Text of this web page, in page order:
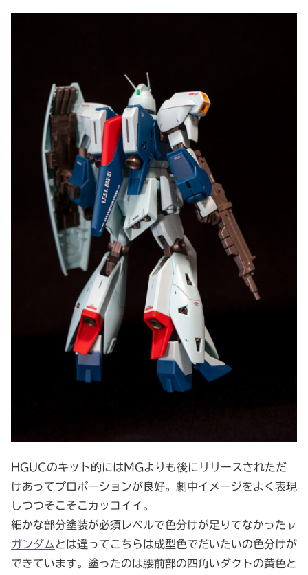
HGUCのキット的にはMGよりも後にリリースされただ
けあってプロポーションが良好。劇中イメージをよく表現
しつつそこそこカッコイイ。
細かな部分塗装が必須レベルで色分けが足りてなかった ν
ガンダム とは違ってこちらは成型色でだいたいの色分けが
できています。塗ったのは腰前部の四角いダクトの黄色と